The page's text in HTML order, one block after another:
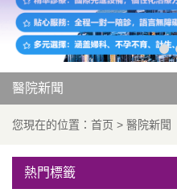
醫院新聞
您現在的位置： 首页 > 醫院新聞
熱門標籤